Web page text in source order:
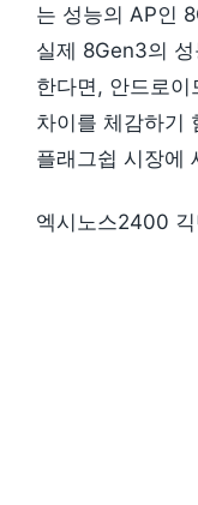
는 성능의 AP인
실제 8Gen3의
한다면, 안드로
차이를 체감하기
플래그쉽 시장에
엑시노스2400